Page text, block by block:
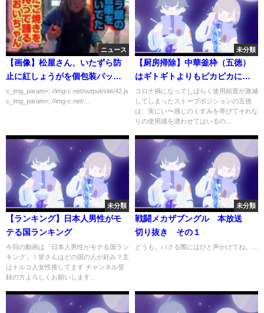
ニュース
【画像】松屋さん、いたずら防
止に紅しょうがを個包装パック
にしてしまう
c_img_param=; //img-c.net/output/site/42.js
c_img_param=; //img-c.net/...
未分類
【厨房掃除】中華釜枠（五徳）
はギトギトよりもピカピカにし
ていたいから。 Kitchen
cleanup purify your Chinese
wok.
コロナ禍になってしばらく使用頻度が激減
してしまったストーブポジションの五徳
は、実にい〜感じのくすみを帯びてそれな
りの使用感を漂わせてはいるの...
未分類
【ランキング】日本人男性がモ
テる国ランキング
今回の動画は「日本人男性がモテる国ラン
キング」！皆さんはどの国の人が好み？主
はトルコ人女性推してます チャンネル登
録の方よろしくお願いします...
未分類
戦闘メカザブングル 本放送
切り抜き その１
どうも。パクる際にはひと声かけてね。...